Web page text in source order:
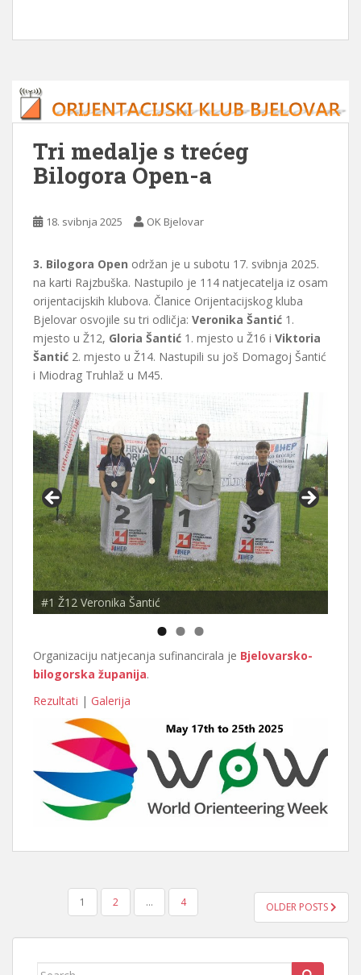
Tri medalje s trećeg
Bilogora Open-a
18. svibnja 2025 OK Bjelovar
3. Bilogora Open održan je u subotu 17. svibnja 2025.
na karti Rajzbuška. Nastupilo je 114 natjecatelja iz osam
orijentacijskih klubova. Članice Orijentacijskog kluba
Bjelovar osvojile su tri odličja: Veronika Šantić 1.
mjesto u Ž12, Gloria Šantić 1. mjesto u Ž16 i Viktoria
Šantić 2. mjesto u Ž14. Nastupili su još Domagoj Šantić
i Miodrag Truhlaž u M45.
#1 Ž12 Veronika Šantić
Organizaciju natjecanja sufinancirala je Bjelovarsko-
bilogorska županija.
Rezultati | Galerija
BROJEVI
STRANICA
OBJAVA
1 2 … 4 OLDER POSTS
Search